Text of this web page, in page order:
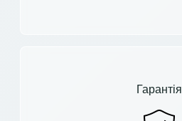
Гарантія